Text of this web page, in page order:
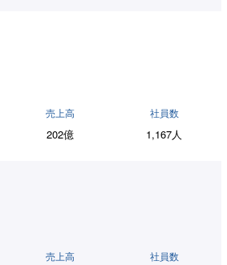
売上高
202億
社員数
1,167人
売上高 社員数